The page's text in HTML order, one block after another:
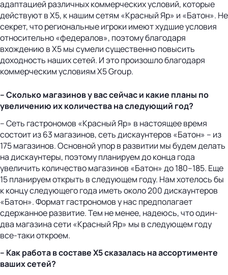
адаптацией различных коммерческих условий, которые
действуют в X5, к нашим сетям «Красный Яр» и «Батон». Не
секрет, что региональные игроки имеют худшие условия
относительно «федералов», поэтому благодаря
вхождению в X5 мы сумели существенно повысить
доходность наших сетей. И это произошло благодаря
коммерческим условиям X5 Group.
– Сколько магазинов у вас сейчас и какие планы по
увеличению их количества на следующий год?
– Сеть гастрономов «Красный Яр» в настоящее время
состоит из 63 магазинов, сеть дискаунтеров «Батон» – из
175 магазинов. Основной упор в развитии мы будем делать
на дискаунтеры, поэтому планируем до конца года
увеличить количество магазинов «Батон» до 180–185. Еще
15 планируем открыть в следующем году. Нам хотелось бы
к концу следующего года иметь около 200 дискаунтеров
«Батон». Формат гастрономов у нас предполагает
сдержанное развитие. Тем не менее, надеюсь, что один-
два магазина сети «Красный Яр» мы в следующем году
все-таки откроем.
– Как работа в составе Х5 сказалась на ассортименте
ваших сетей?